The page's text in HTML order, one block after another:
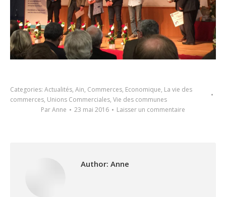
Categories: Actualités, Ain, Commerces, Economique, La vie des
commerces, Unions Commerciales, Vie des communes
ParAnne 23 mai 2016 Laisser un commentaire
Author: Anne